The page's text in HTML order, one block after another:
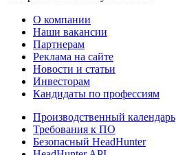
О компании
Наши вакансии
Партнерам
Реклама на сайте
Новости и статьи
Инвесторам
Кандидаты по профессиям
Производственный календарь
Требования к ПО
Безопасный HeadHunter